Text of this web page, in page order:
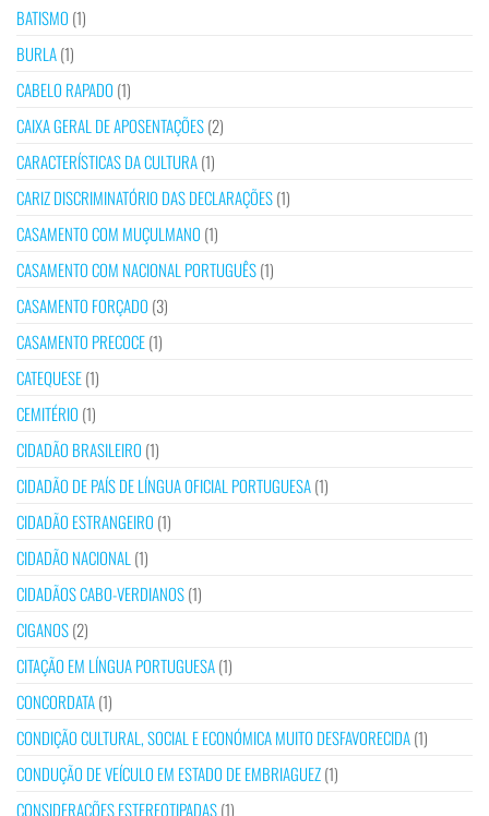
BATISMO (1)
BURLA(1)
CABELO RAPADO (1)
CAIXA GERAL DE APOSENTAÇÕES(2)
CARACTERÍSTICAS DA CULTURA(1)
CARIZ DISCRIMINATÓRIO DAS DECLARAÇÕES(1)
CASAMENTO COM MUÇULMANO (1)
CASAMENTO COM NACIONAL PORTUGUÊS(1)
CASAMENTO FORÇADO (3)
CASAMENTO PRECOCE(1)
CATEQUESE(1)
CEMITÉRIO (1)
CIDADÃO BRASILEIRO (1)
CIDADÃO DE PAÍS DE LÍNGUA OFICIAL PORTUGUESA(1)
CIDADÃO ESTRANGEIRO (1)
CIDADÃO NACIONAL (1)
CIDADÃOS CABO-VERDIANOS(1)
CIGANOS(2)
CITAÇÃO EM LÍNGUA PORTUGUESA(1)
CONCORDATA(1)
CONDIÇÃO CULTURAL, SOCIAL E ECONÓMICA MUITO DESFAVORECIDA(1)
CONDUÇÃO DE VEÍCULO EM ESTADO DE EMBRIAGUEZ(1)
CONSIDERAÇÕES ESTEREOTIPADAS(1)